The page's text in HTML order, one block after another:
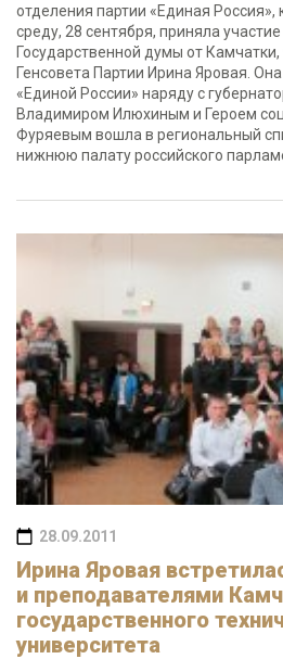
отделения партии «Единая
среду, 28 сентября, приняла
Государственной думы от
Генсовета Партии Ирина Яровая.
«Единой России» наряду с
Владимиром Илюхиным и Героем
Фуряевым вошла в региональный
нижнюю палату российского
28.09.2011
Ирина Яровая
и преподавателями
государственного
университета